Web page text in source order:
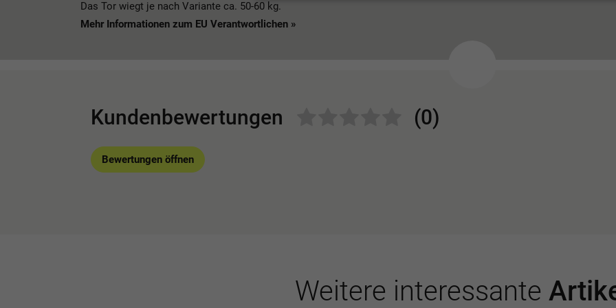
Das Tor wiegt je nach Variante ca. 50-60 kg.
Mehr Informationen zum EU Verantwortlichen »
Kundenbewertungen (0)
Bewertungen öffnen
Weitere interessante